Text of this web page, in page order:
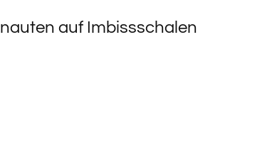
auf Imbissschalen